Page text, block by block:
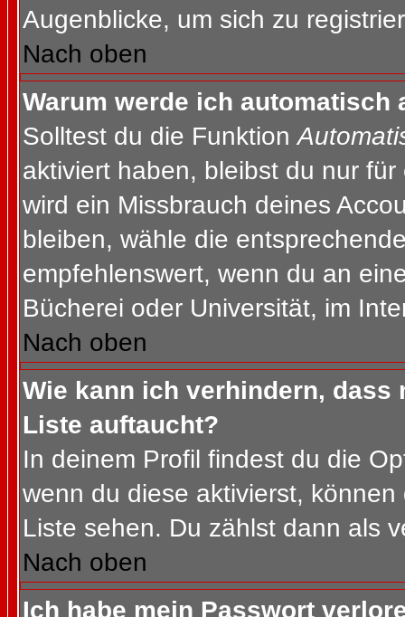
Augenblicke, um sich zu
Nach oben
Warum werde ich automatisch
Solltest du die Funktion
aktiviert haben, bleibst du nur
wird ein Missbrauch deines
bleiben, wähle die
empfehlenswert, wenn du an
Bücherei oder Universität, im
Nach oben
Wie kann ich verhindern, dass
Liste auftaucht?
In deinem Profil findest du die
wenn du diese aktivierst,
Liste sehen. Du zählst dann als
Nach oben
Ich habe mein Passwort